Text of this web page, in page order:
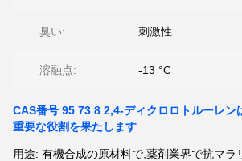
臭い: 刺激性
溶融点: -13 °C
CAS番号 95 73 8 2,4-ディクロロトルーレン
重要な役割を果たします
用途: 有機合成の原材料で,薬剤業界で抗マラ